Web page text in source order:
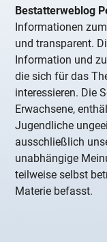
Bestatterweblog
Informationen
und transparent.
Information und
die sich für das
interessieren. Die
Erwachsene,
Jugendliche
ausschließlich
unabhängige
teilweise selbst
Materie befasst.